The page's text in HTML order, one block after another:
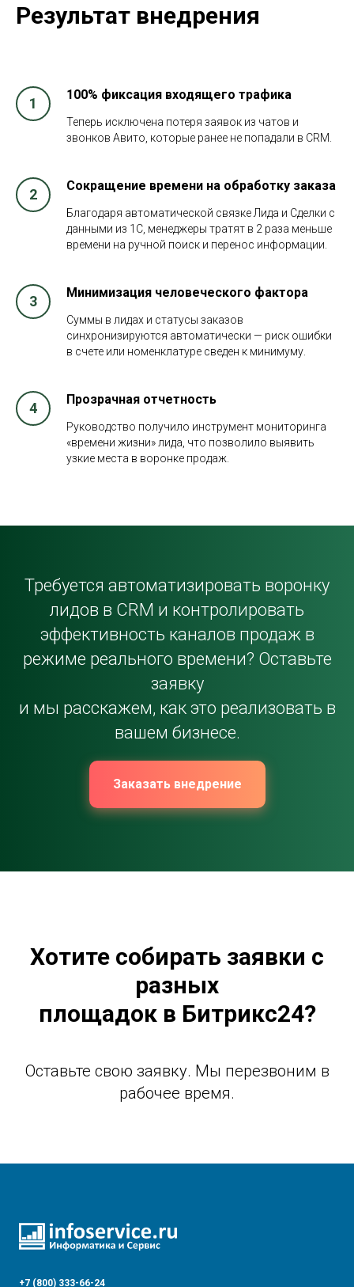
Результат внедрения
100% фиксация входящего трафика
Теперь исключена потеря заявок из чатов и
звонков Авито, которые ранее не попадали в CRM.
Сокращение времени на обработку заказа
Благодаря автоматической связке Лида и Сделки с
данными из 1С, менеджеры тратят в 2 раза меньше
времени на ручной поиск и перенос информации.
Минимизация человеческого фактора
Суммы в лидах и статусы заказов
синхронизируются автоматически — риск ошибки
в счете или номенклатуре сведен к минимуму.
Прозрачная отчетность
Руководство получило инструмент мониторинга
«времени жизни» лида, что позволило выявить
узкие места в воронке продаж.
Требуется автоматизировать воронку
лидов в CRM и контролировать
эффективность каналов продаж в
режиме реального времени? Оставьте
заявку
и мы расскажем, как это реализовать в
вашем бизнесе.
Заказать внедрение
Хотите собирать заявки с
разных
площадок в Битрикс24?
Оставьте свою заявку. Мы перезвоним в
рабочее время.
+7 (800) 333-66-24